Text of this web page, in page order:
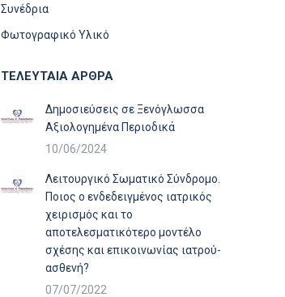
Συνέδρια
Φωτογραφικό Υλικό
ΤΕΛΕΥΤΑΙΑ ΑΡΘΡΑ
Δημοσιεύσεις σε Ξενόγλωσσα
Αξιολογημένα Περιοδικά
10/06/2024
Λειτουργικό Σωματικό Σύνδρομο.
Ποιος ο ενδεδειγμένος ιατρικός
χειρισμός και το
αποτελεσματικότερο μοντέλο
σχέσης και επικοινωνίας ιατρού-
ασθενή?
07/07/2022